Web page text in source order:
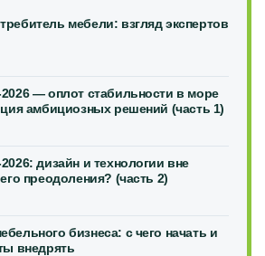
мебели: взгляд экспертов
2026 — оплот стабильности в море
амбициозных решений (часть 1)
дизайн и технологии вне
преодоления? (часть 2)
бизнеса: с чего начать и
внедрять